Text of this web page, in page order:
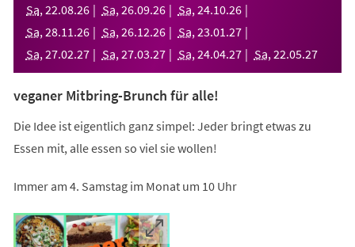
Sa, 22.08.26 Sa, 26.09.26 Sa, 24.10.26
Sa, 28.11 .26 Sa, 26.12.26 Sa, 23.01 .27
Sa, 27.02.27 Sa, 27.03.27 Sa, 24.04.27 Sa, 22.05.27
veganer Mitbring-Brunch für alle!
Die Idee ist eigentlich ganz simpel: Jeder bringt etwas zu
Essen mit, alle essen so viel sie wollen!
Immer am 4. Samstag im Monat um 10 Uhr